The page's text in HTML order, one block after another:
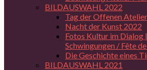
BILDAUSWAHL 2022
Tag der Offenen
Nacht der Kunst 2022
Fotos Kultur im Dialog
Schwingungen / Fête
Die Geschichte eines
BILDAUSWAHL 2021